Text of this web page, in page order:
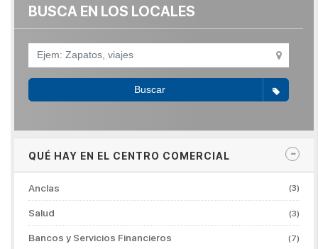
BUSCA EN LOS LOCALES
Buscar
QUÉ HAY EN EL CENTRO COMERCIAL
Anclas (3)
Salud (3)
Bancos y Servicios Financieros (7)